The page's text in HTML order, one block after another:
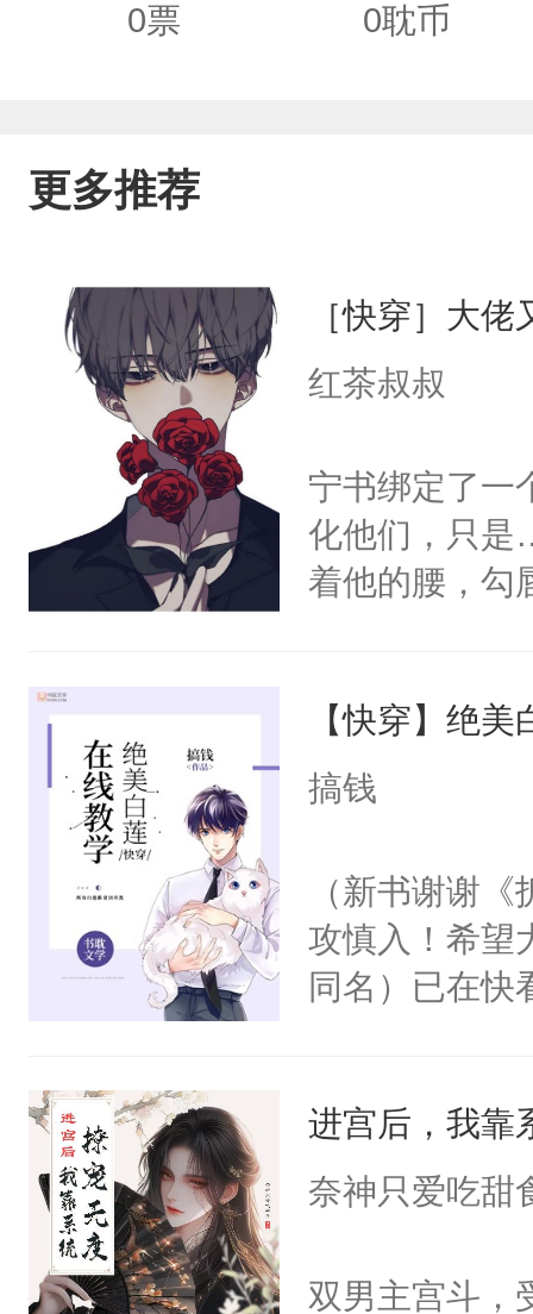
0票 0耽币
更多推荐
［快穿］大
红茶叔叔
宁书绑定了一
化他们，只是
着他的腰，勾
来，给老公
用力——为你
【快穿】绝
搞钱
（新书谢谢
攻慎入！希望
同名）已在快
成为所有白莲
I，他们决定
莲花可不止有
进宫后，我靠
奈神只爱吃甜
双男主宫斗，